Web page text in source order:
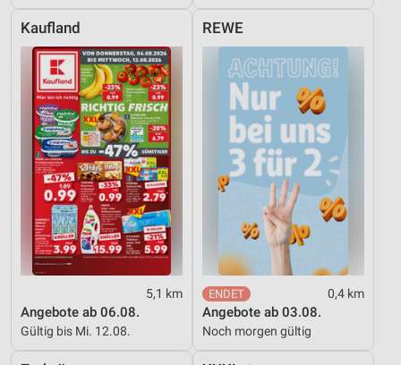
Kaufland
5,1 km
Angebote ab 06.08.
Gültig bis Mi. 12.08.
REWE
0,4 km
Angebote ab 03.08.
Noch morgen gültig
Werbung
Verwendung von Profilen zur Auswahl
personalisierter Werbung
Erstellung von Profilen zur Personalisierung
von Inhalten
Verwendung von Profilen zur Auswahl
personalisierter Inhalte
Messung der Werbeleistung
Messung der Performance von Inhalten
Analyse von Zielgruppen durch Statistiken oder
Kombinationen von Daten aus verschiedenen